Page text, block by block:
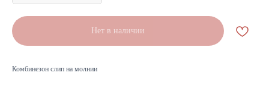
Нет в наличии
Комбинезон слип на молнии